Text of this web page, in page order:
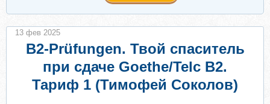
B2-Prüfungen. Твой спаситель
при сдаче Goethe/Telc B2.
Тариф 1 (Тимофей Соколов)
13 фев 2025